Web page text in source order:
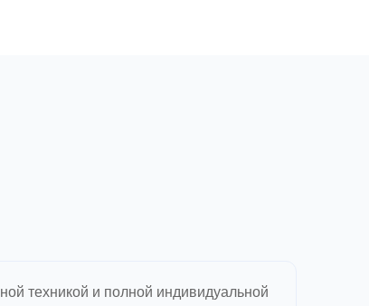
техникой и полной индивидуальной